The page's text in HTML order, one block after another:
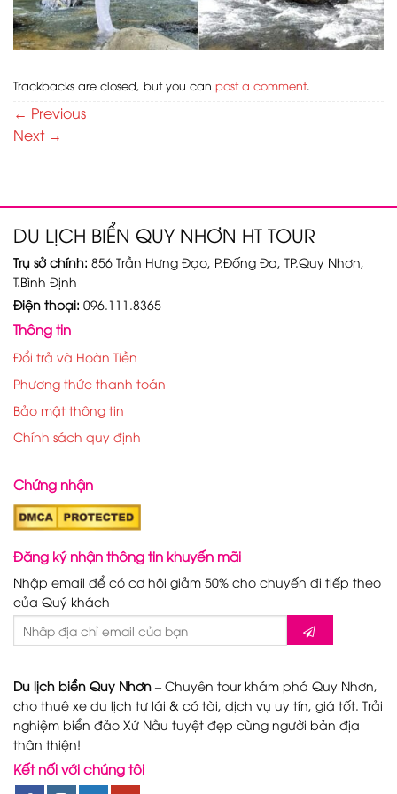
Trackbacks are closed, but you can post a comment.
← Previous
Next →
DU LỊCH BIỂN QUY NHƠN HT TOUR
Trụ sở chính: 856 Trần Hưng Đạo, P.Đống Đa, TP.Quy Nhơn,
T.Bình Định
Điện thoại: 096.111.8365
Thông tin
Đổi trả và Hoàn Tiền
Phương thức thanh toán
Bảo mật thông tin
Chính sách quy định
Chứng nhận
Đăng ký nhận thông tin khuyến mãi
Nhập email để có cơ hội giảm 50% cho chuyến đi tiếp theo
của Quý khách
Du lịch biển Quy Nhơn – Chuyên tour khám phá Quy Nhơn,
cho thuê xe du lịch tự lái & có tài, dịch vụ uy tín, giá tốt. Trải
nghiệm biển đảo Xứ Nẫu tuyệt đẹp cùng người bản địa
thân thiện!
Kết nối với chúng tôi